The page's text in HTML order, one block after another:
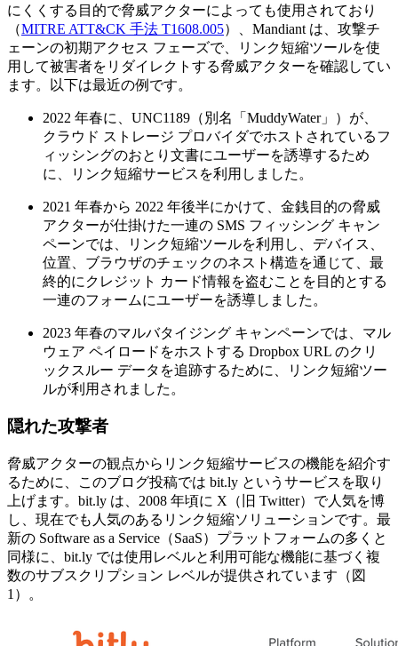
にくくする目的で脅威アクターによっても使用されており
（MITRE ATT&CK 手法 T1608.005）、 Mandiant は、攻撃チ
ェーンの初期アクセス フェーズで、リンク短縮ツールを使
用して被害者をリダイレクトする脅威アクターを確認してい
ます。以下は最近の例です。
2022 年春に、 UNC1189 （別名「 MuddyWater」）が、
クラウド ストレージ プロバイダでホストされているフ
ィッシングのおとり文書にユーザーを誘導するため
に、リンク短縮サービスを利用しました。
2021 年春から 2022 年後半にかけて、金銭目的の脅威
アクターが仕掛けた一連の SMS フィッシング キャン
ペーンでは、リンク短縮ツールを利用し、デバイス、
位置、ブラウザのチェックのネスト構造を通じて、最
終的にクレジット カード情報を盗むことを目的とする
一連のフォームにユーザーを誘導しました。
2023 年春のマルバタイジング キャンペーンでは、マル
ウェア ペイロードをホストする Dropbox URL のクリ
ックスルー データを追跡するために、リンク短縮ツー
ルが利用されました。
隠れた攻撃者
脅威アクターの観点からリンク短縮サービスの機能を紹介す
るために、このブログ投稿では bit.ly というサービスを取り
上げます。 bit.ly は、 2008 年頃に X （旧 Twitter）で人気を博
し、現在でも人気のあるリンク短縮ソリューションです。最
新の Software as a Service （SaaS）プラットフォームの多くと
同様に、 bit.ly では使用レベルと利用可能な機能に基づく複
数のサブスクリプション レベルが提供されています（図
1 ）。